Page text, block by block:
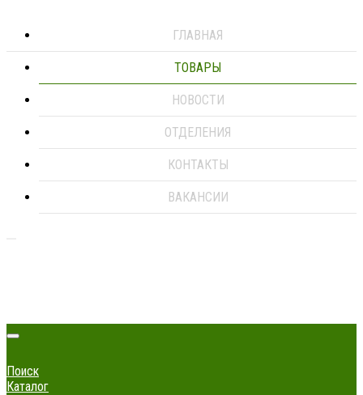
ГЛАВНАЯ
ТОВАРЫ
НОВОСТИ
ОТДЕЛЕНИЯ
КОНТАКТЫ
ВАКАНСИИ
Поиск
Каталог